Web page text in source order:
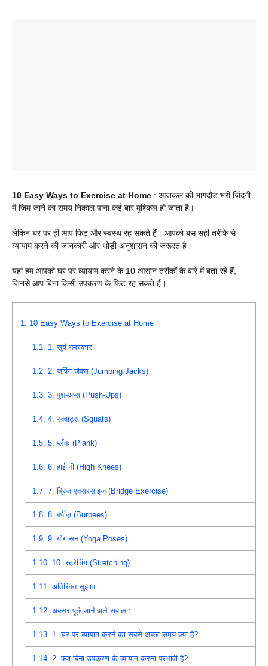
10 Easy Ways to Exercise at Home : आजकल की भागदौड़ भरी जिंदगी
में जिम जाने का समय निकाल पाना कई बार मुश्किल हो जाता है।
लेकिन घर पर ही आप फिट और स्वस्थ रह सकते हैं। आपको बस सही तरीके से
व्यायाम करने की जानकारी और थोड़ी अनुशासन की जरूरत है।
यहां हम आपको घर पर व्यायाम करने के 10 आसान तरीकों के बारे में बता रहे हैं,
जिनसे आप बिना किसी उपकरण के फिट रह सकते हैं।
1. 10 Easy Ways to Exercise at Home
1.1. 1. सूर्य नमस्कार
1.2. 2. जंपिंग जैक्स (Jumping Jacks)
1.3. 3. पुश-अप्स (Push-Ups)
1.4. 4. स्क्वाट्स (Squats)
1.5. 5. प्लैंक (Plank)
1.6. 6. हाई नी (High Knees)
1.7. 7. ब्रिज एक्सरसाइज (Bridge Exercise)
1.8. 8. बर्पीज़ (Burpees)
1.9. 9. योगासन (Yoga Poses)
1.10. 10. स्ट्रेचिंग (Stretching)
1.11. अतिरिक्त सुझाव
1.12. अक्सर पूछे जाने वाले सवाल :
1.13. 1. घर पर व्यायाम करने का सबसे अच्छा समय क्या है?
1.14. 2. क्या बिना उपकरण के व्यायाम करना प्रभावी है?